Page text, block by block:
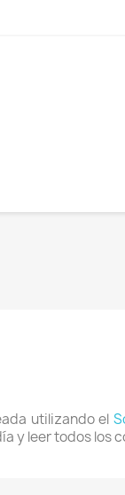
utilizando el
y leer todos los